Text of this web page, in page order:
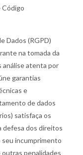
Dados (RGPD)
na tomada da
análise atenta por
garantias
e
de dados
satisfaça os
defesa dos direitos
incumprimento
outras penalidades